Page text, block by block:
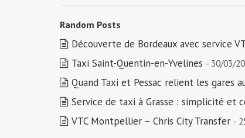
Random Posts
Découverte de Bordeaux avec service
Taxi Saint-Quentin-en-Yvelines - 30/03/
Quand Taxi et Pessac relient les gares
Service de taxi à Grasse : simplicité et
VTC Montpellier – Chris City Transfer -